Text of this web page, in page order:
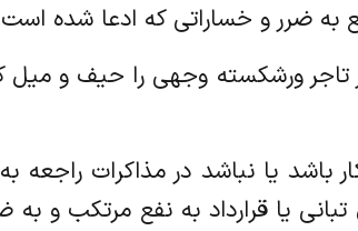
امور تاجر ورشکسته وجهی را حیف و
طلبکار باشد یا نباشد در
یا قرارداد به نفع مرتکب و